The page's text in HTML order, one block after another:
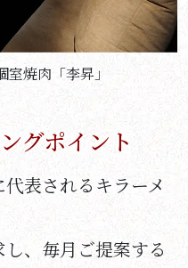
焼肉「李昇」
グポイント
表されるキラーメ
、毎月ご提案する